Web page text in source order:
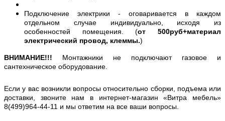
Подключение электрики - оговаривается в каждом
отдельном случае индивидуально, исходя из
особенностей помещения. (от 500руб+материал
электрический провод, клеммы.)
ВНИМАНИЕ!!! Монтажники не подключают газовое и
сантехническое оборудование.
Если у вас возникли вопросы относительно сборки, подъема или
доставки, звоните нам в интернет-магазин «Витра мебель»
8(499)964-44-11 и мы ответим на все ваши вопросы.